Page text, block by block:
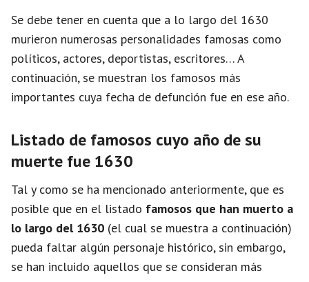
Se debe tener en cuenta que a lo largo del 1630
murieron numerosas personalidades famosas como
políticos, actores, deportistas, escritores… A
continuación, se muestran los famosos más
importantes cuya fecha de defunción fue en ese año.
Listado de famosos cuyo año de su
muerte fue 1630
Tal y como se ha mencionado anteriormente, que es
posible que en el listado famosos que han muerto a
lo largo del 1630 (el cual se muestra a continuación)
pueda faltar algún personaje histórico, sin embargo,
se han incluido aquellos que se consideran más